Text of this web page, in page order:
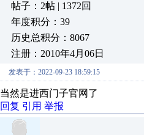
帖子：2帖 | 1372回
年度积分：39
历史总积分：8067
注册：2010年4月06日
发表于：2022-09-23 18:59:15
当然是进西门子官网了
回复 引用 举报